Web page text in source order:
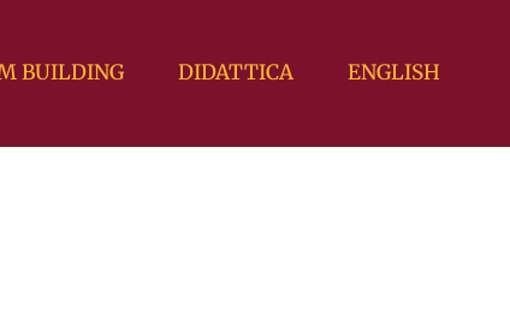
BUILDING DIDATTICA ENGLISH